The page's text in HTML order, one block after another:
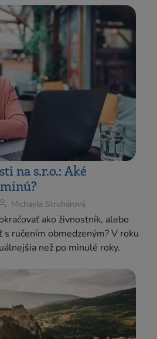
na s.r.o.: Aké
Michaela Struhárová
ako živnostník, alebo
ručením obmedzeným? V roku
než po minulé roky.